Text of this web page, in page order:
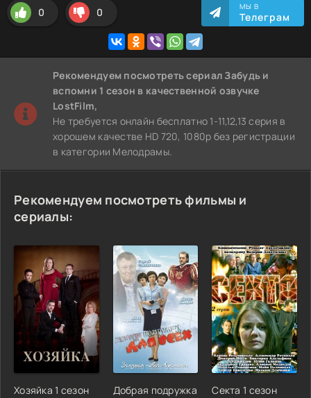
0 0 МЫ В
Телеграм
Рекомендуем посмотреть сериал Забудь и
вспомни 1 сезон в качественной озвучке
LostFilm,
Не требуется онлайн бесплатно 1-11,12,13 серия в
хорошем качестве HD 720, 1080p без регистрации
в категории Мелодрамы.
Рекомендуем посмотреть фильмы и
сериалы:
Хозяйка 1 сезон
Добрая подружка
Секта 1 сезон